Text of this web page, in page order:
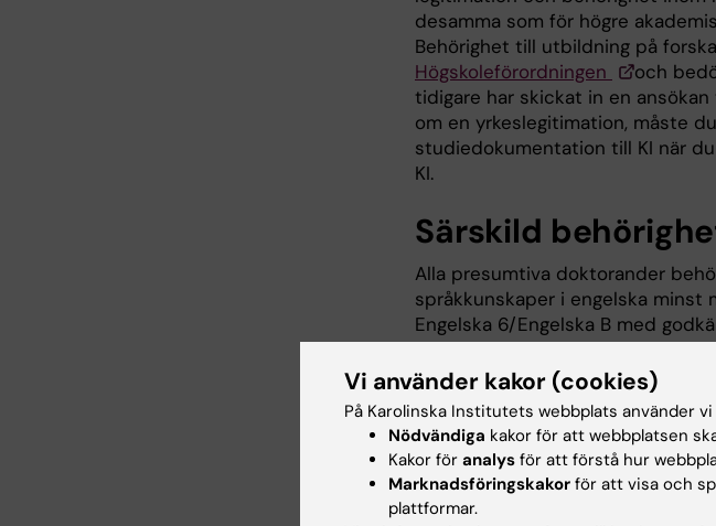
desamma som för högre
Behörighet till utbildning på
Högskoleförordningen
och
tidigare har skickat in en
om en yrkeslegitimation, måste
studiedokumentation till KI när
KI.
Särskild
Alla presumtiva doktorander
språkkunskaper i engelska minst
Engelska 6/Engelska B med
samtliga kandidater oavsett
Alla kan styrka kunskaper i
som har tidigare utbildning från
språkkunskaper i engelska på
om språkkunskaper iengelska.
Vi använder kakor (cookies)
På Karolinska Institutets webbplats använder
Nödvändiga kakor för att webbplatsen
Kakor för analys för att förstå hur
Marknadsföringskakor för att visa och
plattformar.